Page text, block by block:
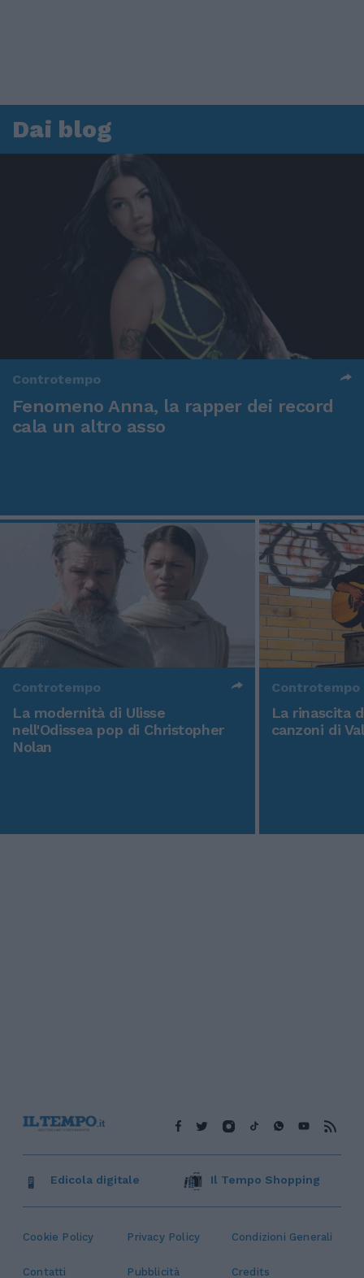
Dai blog
Controtempo
Fenomeno Anna, la rapper dei record
cala un altro asso
Controtempo
La modernità di Ulisse
nell'Odissea pop di Christopher
Nolan
Controtempo
La rinascita
canzoni di
Cookie Policy Privacy Policy Condizioni Generali
Contatti Pubblicità Credits
Edicola digitale Il Tempo Shopping